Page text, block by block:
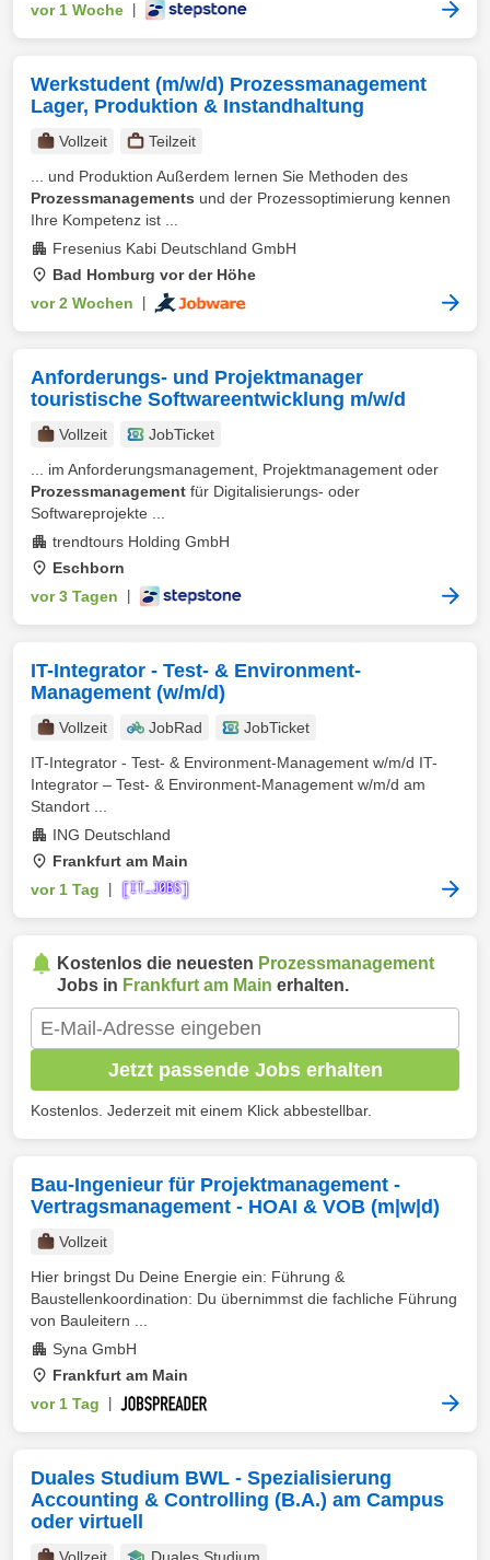
vor 1 Woche
Werkstudent (m/w/d) Prozessmanagement
Lager, Produktion & Instandhaltung
Vollzeit
Teilzeit
... und Produktion Außerdem lernen Sie Methoden des
Prozessmanagements und der Prozessoptimierung kennen
Ihre Kompetenz ist ...
Fresenius Kabi Deutschland GmbH
Bad Homburg vor der Höhe
vor 2 Wochen
Anforderungs- und Projektmanager
touristische Softwareentwicklung m/w/d
Vollzeit
JobTicket
... im Anforderungsmanagement, Projektmanagement oder
Prozessmanagement für Digitalisierungs- oder
Softwareprojekte ...
trendtours Holding GmbH
Eschborn
vor 3 Tagen
IT-Integrator - Test- & Environment-
Management (w/m/d)
Vollzeit JobRad
JobTicket
IT-Integrator - Test- & Environment-Management w/m/d IT-
Integrator – Test- & Environment-Management w/m/d am
Standort ...
ING Deutschland
Frankfurt am Main
vor 1 Tag
Kostenlos die neuesten Prozessmanagement
Jobs in Frankfurt am Main erhalten.
Jetzt passende Jobs erhalten
Kostenlos. Jederzeit mit einem Klick abbestellbar.
Bau-Ingenieur für Projektmanagement -
Vertragsmanagement - HOAI & VOB (m|w|d)
Vollzeit
Hier bringst Du Deine Energie ein: Führung &
Baustellenkoordination: Du übernimmst die fachliche Führung
von Bauleitern ...
Syna GmbH
Frankfurt am Main
vor 1 Tag
Duales Studium BWL - Spezialisierung
Accounting & Controlling (B.A.) am Campus
oder virtuell